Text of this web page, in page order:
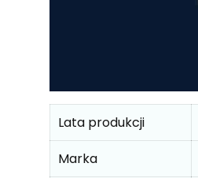
Lata produkcji
Marka